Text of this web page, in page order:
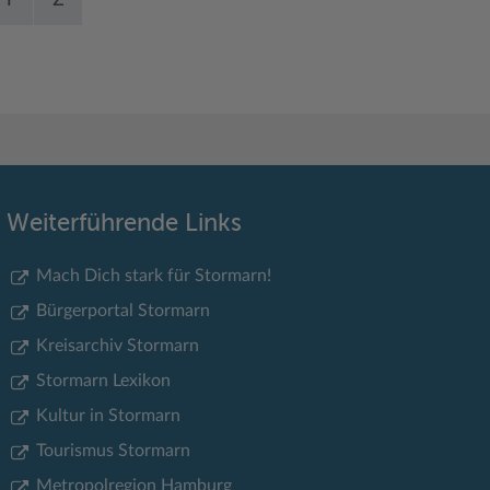
Weiterführende Links
Mach Dich stark für Stormarn!
Bürgerportal Stormarn
Kreisarchiv Stormarn
Stormarn Lexikon
Kultur in Stormarn
Tourismus Stormarn
Metropolregion Hamburg